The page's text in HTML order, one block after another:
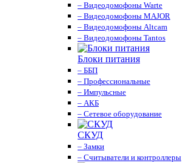
– Видеодомофоны Warte
– Видеодомофоны MAJOR
– Видеодомофоны Altcam
– Видеодомофоны Tantos
Блоки питания
– ББП
– Профессиональные
– Импульсные
– АКБ
– Сетевое оборудование
СКУД
– Замки
– Считыватели и контроллеры